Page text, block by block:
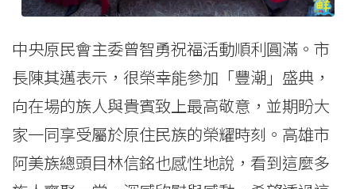
中央原民會主委曾智勇祝福活動順利圓滿。市
長陳其邁表示，很榮幸能參加「豐潮」盛典，
向在場的族人與貴賓致上最高敬意，並期盼大
家一同享受屬於原住民族的榮耀時刻。高雄市
阿美族總頭目林信銘也感性地說，看到這麼多